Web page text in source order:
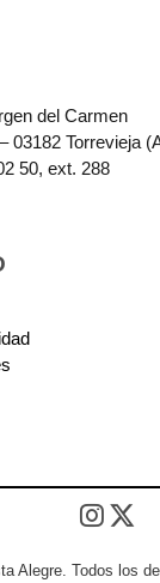
del Carmen
03182 Torrevieja
50, ext. 288
Alegre. Todos los